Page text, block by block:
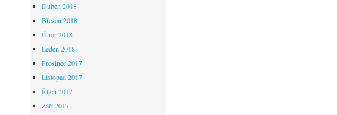
Duben 2018
Březen 2018
Únor 2018
Leden 2018
Prosinec 2017
Listopad 2017
Říjen 2017
Září 2017